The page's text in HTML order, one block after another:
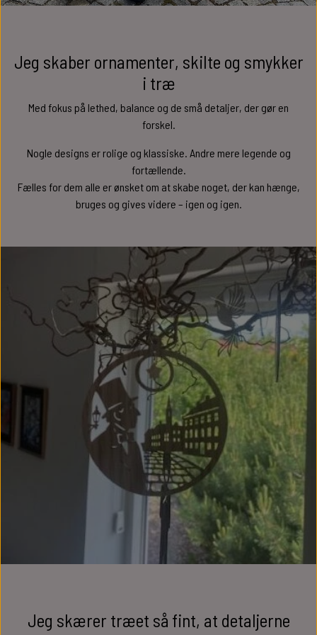
Jeg skaber ornamenter, skilte og smykker
i træ
Med fokus på lethed, balance og de små detaljer, der gør en
forskel.
Nogle designs er rolige og klassiske. Andre mere legende og
fortællende.
Fælles for dem alle er ønsket om at skabe noget, der kan hænge,
bruges og gives videre – igen og igen.
Jeg skærer træet så fint, at detaljerne